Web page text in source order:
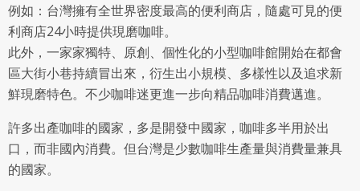
例如：台灣擁有全世界密度最高的便利商店，隨處可見的便
利商店24小時提供現磨咖啡。
此外，一家家獨特、原創、個性化的小型咖啡館開始在都會
區大街小巷持續冒出來，衍生出小規模、多樣性以及追求新
鮮現磨特色。不少咖啡迷更進一步向精品咖啡消費邁進。
許多出產咖啡的國家，多是開發中國家，咖啡多半用於出
口，而非國內消費。但台灣是少數咖啡生產量與消費量兼具
的國家。